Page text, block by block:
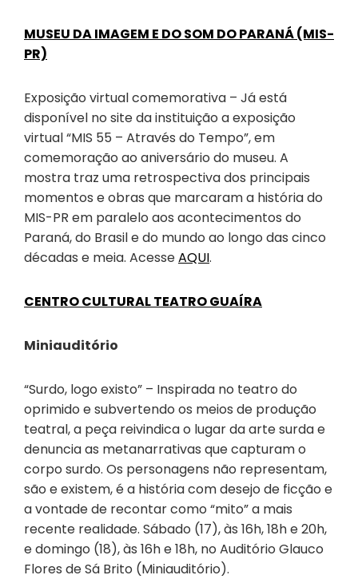
MUSEU DA IMAGEM E DO SOM DO PARANÁ (MIS-
PR)
Exposição virtual comemorativa – Já está
disponível no site da instituição a exposição
virtual “MIS 55 – Através do Tempo”, em
comemoração ao aniversário do museu. A
mostra traz uma retrospectiva dos principais
momentos e obras que marcaram a história do
MIS-PR em paralelo aos acontecimentos do
Paraná, do Brasil e do mundo ao longo das cinco
décadas e meia. AcesseAQUI.
CENTRO CULTURAL TEATRO GUAÍRA
Miniauditório
“Surdo, logo existo” – Inspirada no teatro do
oprimido e subvertendo os meios de produção
teatral, a peça reivindica o lugar da arte surda e
denuncia as metanarrativas que capturam o
corpo surdo. Os personagens não representam,
são e existem, é a história com desejo de ficção e
a vontade de recontar como “mito” a mais
recente realidade. Sábado (17), às 16h, 18h e 20h,
e domingo (18), às 16h e 18h, no Auditório Glauco
Flores de Sá Brito (Miniauditório).